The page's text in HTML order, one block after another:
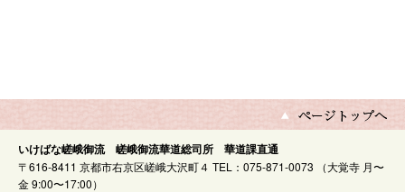
いけばな嵯峨御流 嵯峨御流華道総司所 華道課直通
〒616-8411 京都市右京区嵯峨大沢町４ TEL：075-871-0073 （大覚寺 月〜
金 9:00〜17:00）